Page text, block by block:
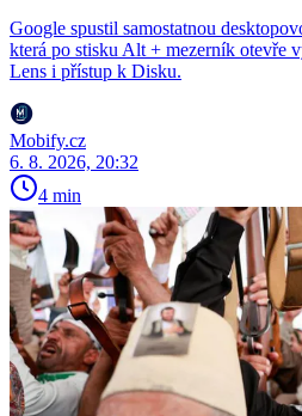
Google spustil samostatnou
která po stisku Alt + mezerník otevře
Lens i přístup k Disku.
Mobify.cz
6. 8. 2026, 20:32
4 min